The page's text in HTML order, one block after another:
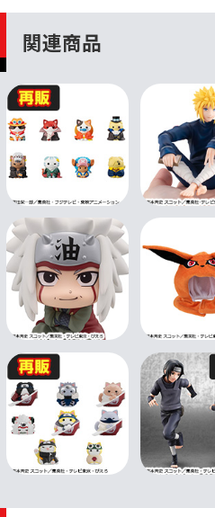
関連商品